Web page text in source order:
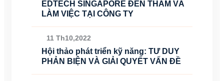
EDTECH SINGAPORE ĐẾN THĂM VÀ
LÀM VIỆC TẠI CÔNG TY
11 Th10,2022
Hội thảo phát triển kỹ năng: TƯ DUY
PHẢN BIỆN VÀ GIẢI QUYẾT VẤN ĐỀ